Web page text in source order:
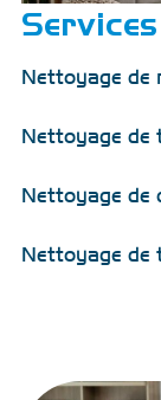
Nettoyage de
Nettoyage de
Nettoyage de
Nettoyage de